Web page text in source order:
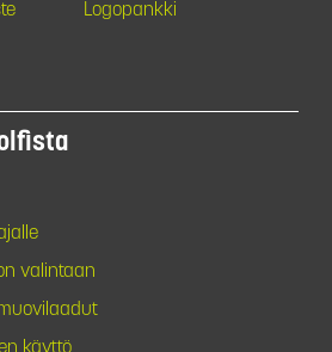
Logopankki
valintaan